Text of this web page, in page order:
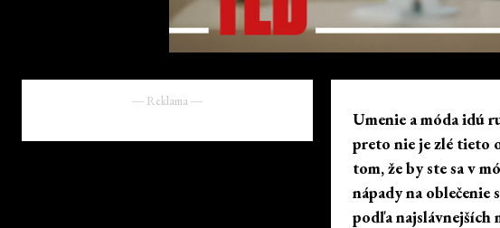
― Reklama ―
Umenie a móda idú
preto nie je zlé tieto
tom, že by ste sa v
nápady na oblečenie
podľa najslávnejších